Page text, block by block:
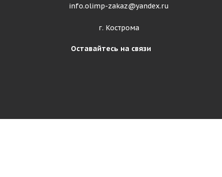
info.olimp-zakaz@yandex.ru
г. Кострома
Оставайтесь на связи